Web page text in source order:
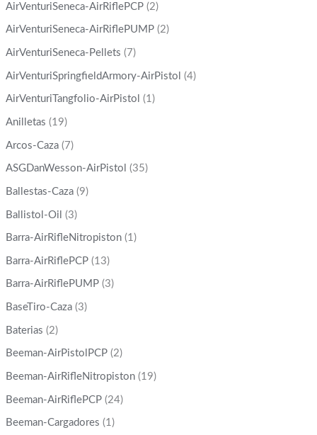
AirVenturiSeneca-AirRiflePCP (2)
AirVenturiSeneca-AirRiflePUMP (2)
AirVenturiSeneca-Pellets (7)
AirVenturiSpringfieldArmory-AirPistol (4)
AirVenturiTangfolio-AirPistol (1)
Anilletas (19)
Arcos-Caza (7)
ASGDanWesson-AirPistol (35)
Ballestas-Caza (9)
Ballistol-Oil (3)
Barra-AirRifleNitropiston (1)
Barra-AirRiflePCP (13)
Barra-AirRiflePUMP (3)
BaseTiro-Caza (3)
Baterias (2)
Beeman-AirPistolPCP (2)
Beeman-AirRifleNitropiston (19)
Beeman-AirRiflePCP (24)
Beeman-Cargadores (1)